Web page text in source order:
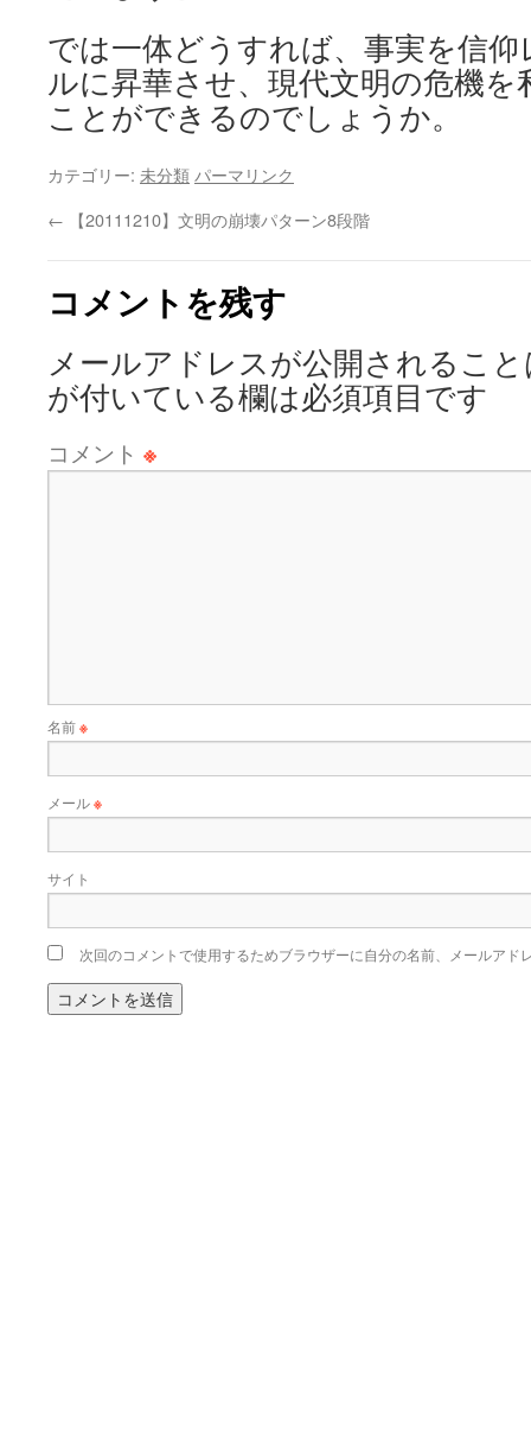
では一体どうすれば、 事実を信
ルに昇華させ、 現代文明の危機
ことができるのでしょうか。
カテゴリー: 未分類 パーマリンク
← 【20111210】文明の崩壊パターン8段階
コメントを残す
メールアドレスが公開されるこ
が付いている欄は必須項目です
コメント ※
名前※
メール※
サイト
次回のコメントで使用するためブラウザーに自分の名前、メールアド